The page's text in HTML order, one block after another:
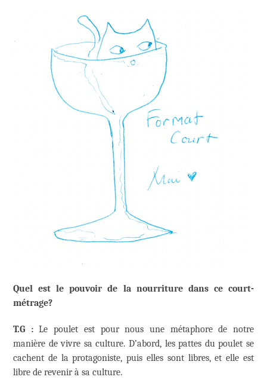
Quel est le pouvoir de la nourriture dans ce court-
métrage?
T.G :Le poulet est pour nous une métaphore de notre
manière de vivre sa culture. D’abord, les pattes du poulet se
cachent de la protagoniste, puis elles sont libres, et elle est
libre de revenir à sa culture.